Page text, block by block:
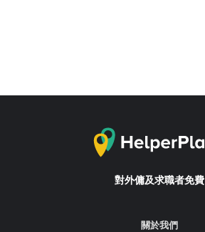
對外傭及求職者免費
關於我們